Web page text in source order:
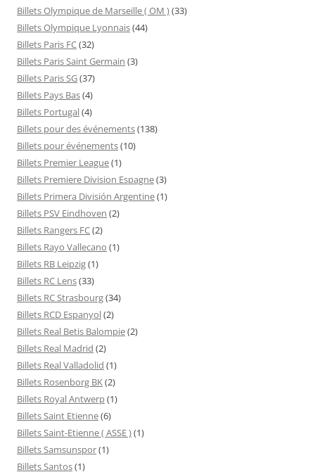
Billets Olympique de Marseille ( OM )(33)
Billets Olympique Lyonnais(44)
Billets Paris FC(32)
Billets Paris Saint Germain (3)
Billets Paris SG(37)
Billets Pays Bas(4)
Billets Portugal(4)
Billets pour des événements(138)
Billets pour événements(10)
Billets Premier League(1)
Billets Premiere Division Espagne(3)
Billets Primera División Argentine(1)
Billets PSV Eindhoven (2)
Billets Rangers FC(2)
Billets Rayo Vallecano (1)
Billets RB Leipzig(1)
Billets RC Lens(33)
Billets RC Strasbourg(34)
Billets RCD Espanyol(2)
Billets Real Betis Balompie(2)
Billets Real Madrid (2)
Billets Real Valladolid (1)
Billets Rosenborg BK(2)
Billets Royal Antwerp(1)
Billets Saint Etienne(6)
Billets Saint-Etienne ( ASSE )(1)
Billets Samsunspor(1)
Billets Santos(1)